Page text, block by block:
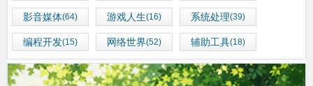
影音媒体(64) 游戏人生(16) 系统处理(39)
编程开发(15) 网络世界(52) 辅助工具(18)